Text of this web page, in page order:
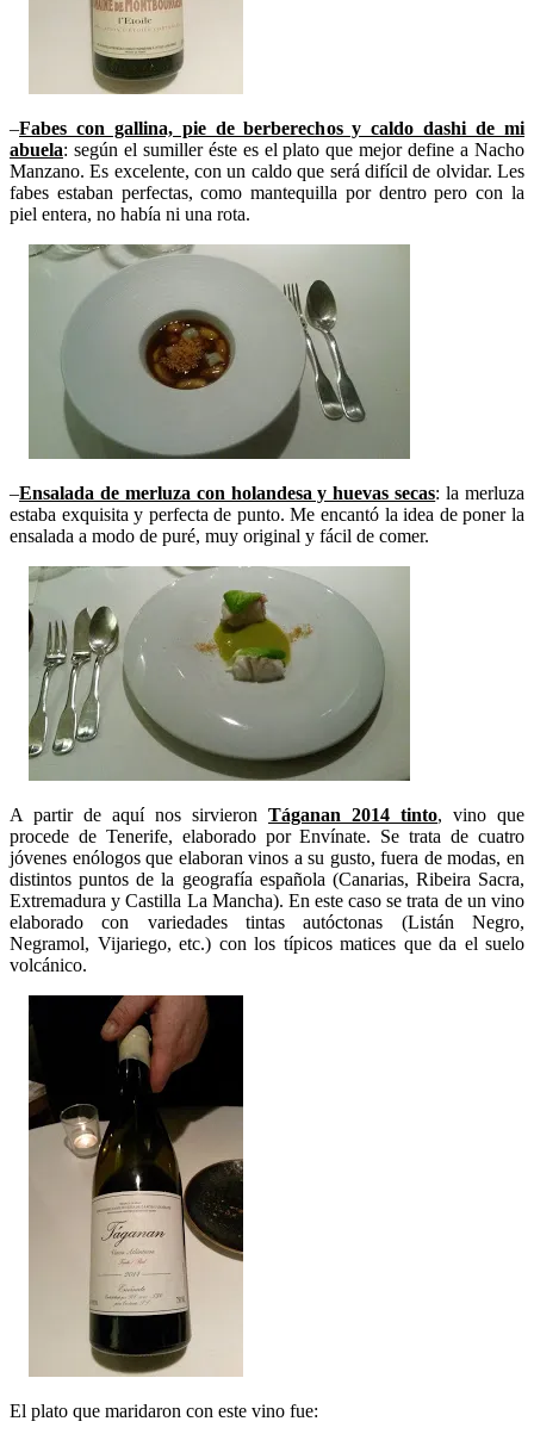
–Fabes con gallina, pie de berberechos y caldo dashi de mi
abuela: según el sumiller éste es el plato que mejor define a Nacho
Manzano. Es excelente, con un caldo que será difícil de olvidar. Les
fabes estaban perfectas, como mantequilla por dentro pero con la
piel entera, no había ni una rota.
–Ensalada de merluza con holandesa y huevas secas: la merluza
estaba exquisita y perfecta de punto. Me encantó la idea de poner la
ensalada a modo de puré, muy original y fácil de comer.
A partir de aquí nos sirvieron Táganan 2014 tinto, vino que
procede de Tenerife, elaborado por Envínate. Se trata de cuatro
jóvenes enólogos que elaboran vinos a su gusto, fuera de modas, en
distintos puntos de la geografía española (Canarias, Ribeira Sacra,
Extremadura y Castilla La Mancha). En este caso se trata de un vino
elaborado con variedades tintas autóctonas (Listán Negro,
Negramol, Vijariego, etc.) con los típicos matices que da el suelo
volcánico.
El plato que maridaron con este vino fue: